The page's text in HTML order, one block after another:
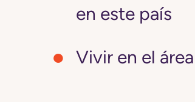
en este país
Vivir en el